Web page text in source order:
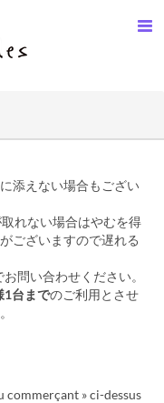
添えない場合もござい
れない場合はやむを得
ございますので遅れる
問い合わせください。
1台までのご利用とさせ
commerçant » ci-dessus